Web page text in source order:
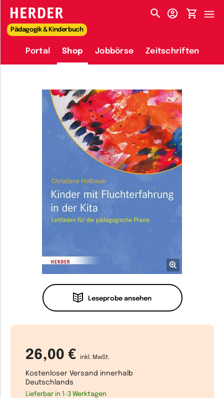
HERDER-MENÜ
Pädagogik & Kinderbuch
Portal Shop Jobbörse Zeitschriften
Leseprobe ansehen
26,00 € inkl. MwSt.
Kostenloser Versand innerhalb
Deutschlands
Lieferbar in 1-3 Werktagen